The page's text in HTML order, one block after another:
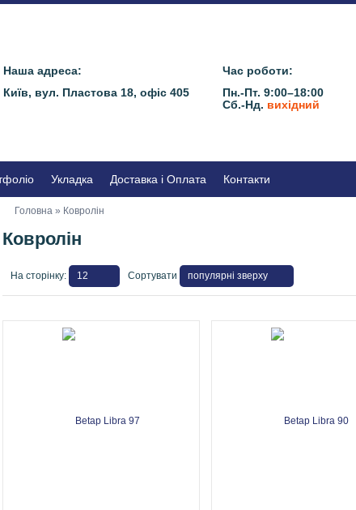
Наша адреса:
Київ, вул. Пластова 18, офіс 405
Час роботи:
Пн.-Пт. 9:00–18:00
Сб.-Нд. вихідний
Укладка Доставка і Оплата Контакти
Головна » Ковролін
Ковролін
На сторінку: Сортувати